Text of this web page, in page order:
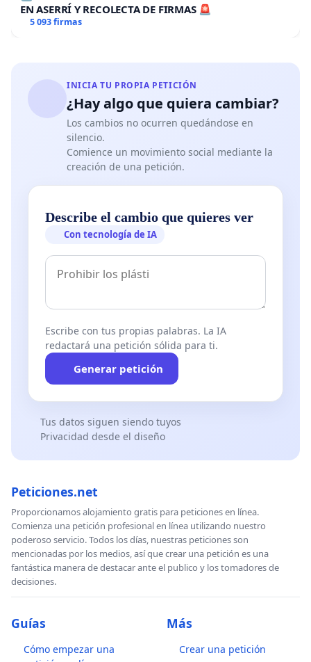
EN ASERRÍ Y RECOLECTA DE FIRMAS 🚨
5 093 firmas
INICIA TU PROPIA PETICIÓN
¿Hay algo que quiera cambiar?
Los cambios no ocurren quedándose en
silencio.
Comience un movimiento social mediante la
creación de una petición.
Describe el cambio que quieres ver
Con tecnología de IA
Escribe con tus propias palabras. La IA
redactará una petición sólida para ti.
Generar petición
Tus datos siguen siendo tuyos
Privacidad desde el diseño
Peticiones.net
Proporcionamos alojamiento gratis para peticiones en línea.
Comienza una petición profesional en línea utilizando nuestro
poderoso servicio. Todos los días, nuestras peticiones son
mencionadas por los medios, así que crear una petición es una
fantástica manera de destacar ante el publico y los tomadores de
decisiones.
Guías
Cómo empezar una
Más
Crear una petición